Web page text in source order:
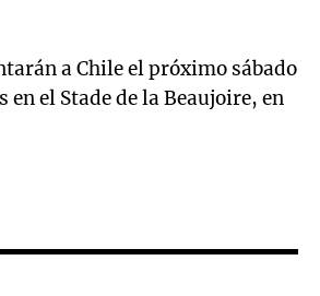
a Chile el próximo sábado
en el Stade de la Beaujoire, en